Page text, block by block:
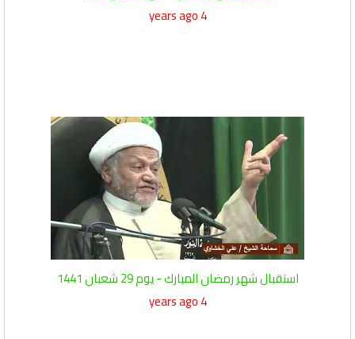
4 years ago
استقبال شهر رمضان المبارك - يوم 29 شعبان 1441
4 years ago